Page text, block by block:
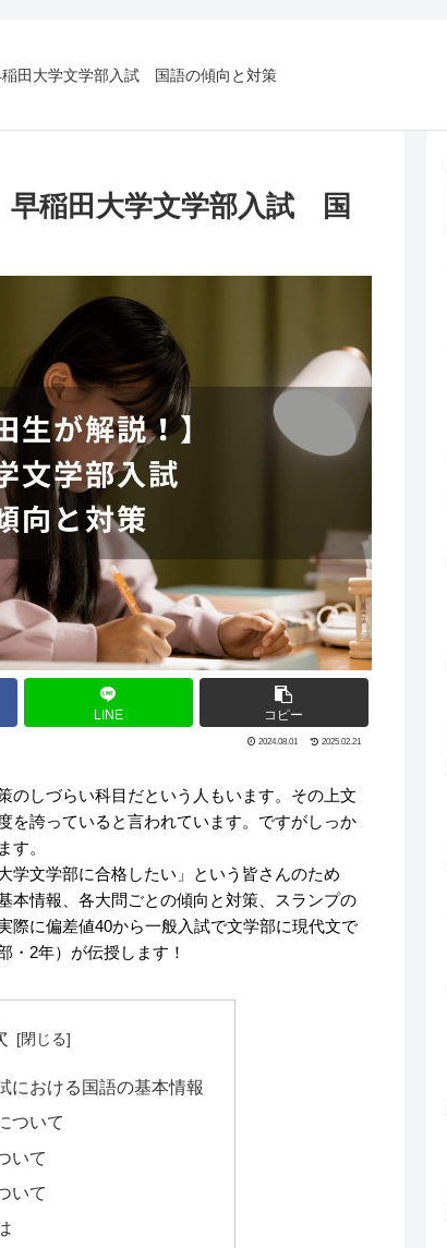
稲田大学文学部入試 国語の傾向と対策
早稲田大学文学部入試 国
LINE コピー
2024.08.01 2025.02.21
のしづらい科目だという人もいます。その上文
を誇っていると言われています。ですがしっか
す。
学文学部に合格したい」という皆さんのため
本情報、各大問ごとの傾向と対策、スランプの
際に偏差値40から一般入試で文学部に現代文で
・2年）が伝授します！
における国語の基本情報
ついて
いて
いて